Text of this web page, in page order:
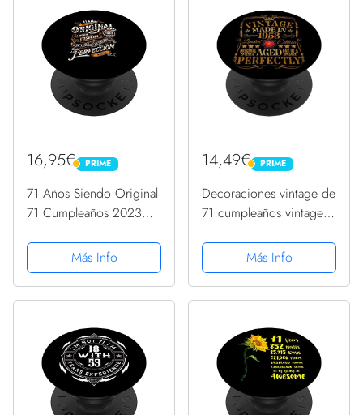
16,95€ PRIME
PRIME
71 Años Siendo Original
71 Cumpleaños 2023
PopSockets PopGrip
Intercambiable
Más Info
14,49€ PRIME
PRIME
Decoraciones vintage de
71 cumpleaños vintage
PopSockets PopGrip
Intercambiable
Más Info